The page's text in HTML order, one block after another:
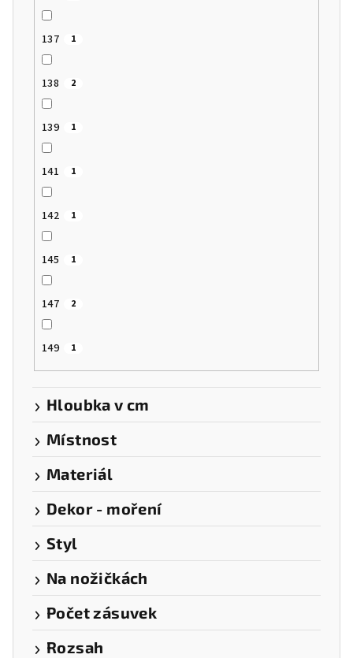
137 1
138 2
139 1
141 1
142 1
145 1
147 2
149 1
Hloubka v cm
Místnost
Materiál
Dekor - moření
Styl
Na nožičkách
Počet zásuvek
Rozsah